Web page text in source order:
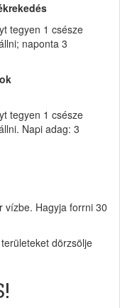
tegyen 1 csésze
naponta 3
tegyen 1 csésze
Napi adag: 3
vízbe. Hagyja forrni 30
dörzsölje